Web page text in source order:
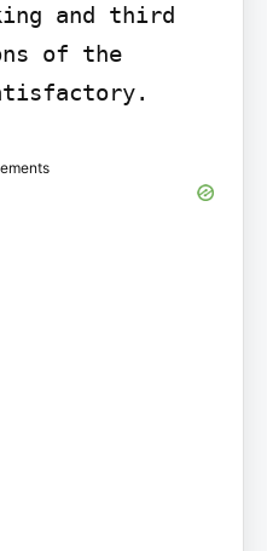
and third
of the